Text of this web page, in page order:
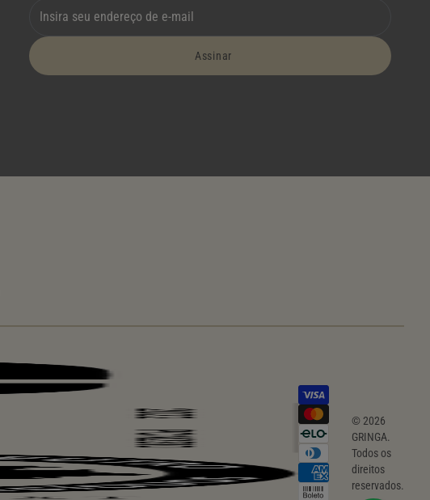
Assinar
© 2026
GRINGA.
Todos os
direitos
reservados.